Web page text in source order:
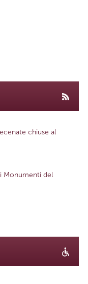
chiuse al
Monumenti del